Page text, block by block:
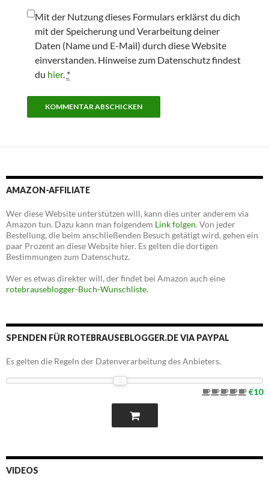
Mit der Nutzung dieses Formulars erklärst du dich
mit der Speicherung und Verarbeitung deiner
Daten (Name und E-Mail) durch diese Website
einverstanden. Hinweise zum Datenschutz findest
du hier. *
AMAZON-AFFILIATE
Wer diese Website unterstützen will, kann dies unter anderem via
Amazon tun. Dazu kann man folgendem Link folgen. Von jeder
Bestellung, die beim anschließenden Besuch getätigt wird, gehen ein
paar Prozent an diese Website hier. Es gelten die dortigen
Bestimmungen zum Datenschutz.
Wer es etwas direkter will, der findet bei Amazon auch eine
rotebrauseblogger-Buch-Wunschliste.
SPENDEN FÜR ROTEBRAUSEBLOGGER.DE VIA PAYPAL
Es gelten die Regeln der Datenverarbeitung des Anbieters.
€10
VIDEOS